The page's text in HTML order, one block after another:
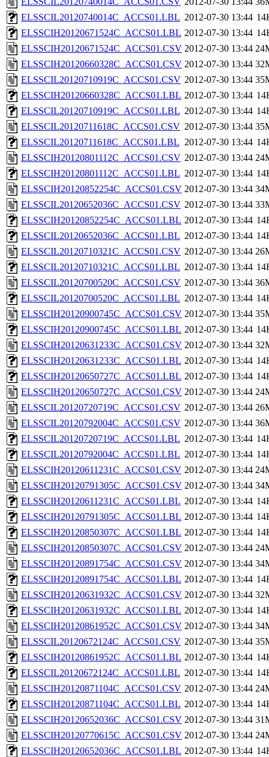
ELSSCIL20120740014C_ACCS01.LBL 2012-07-30 13:44
ELSSCIH20120671524C_ACCS01.LBL 2012-07-30 13:44
ELSSCIH20120671524C_ACCS01.CSV 2012-07-30 13:44
ELSSCIH20120660328C_ACCS01.CSV 2012-07-30 13:44
ELSSCIL20120710919C_ACCS01.CSV 2012-07-30 13:44
ELSSCIH20120660328C_ACCS01.LBL 2012-07-30 13:44
ELSSCIL20120710919C_ACCS01.LBL 2012-07-30 13:44
ELSSCIL20120711618C_ACCS01.CSV 2012-07-30 13:44
ELSSCIL20120711618C_ACCS01.LBL 2012-07-30 13:44
ELSSCIH20120801112C_ACCS01.CSV 2012-07-30 13:44
ELSSCIH20120801112C_ACCS01.LBL 2012-07-30 13:44
ELSSCIH20120852254C_ACCS01.CSV 2012-07-30 13:44
ELSSCIL20120652036C_ACCS01.CSV 2012-07-30 13:44
ELSSCIH20120852254C_ACCS01.LBL 2012-07-30 13:44
ELSSCIL20120652036C_ACCS01.LBL 2012-07-30 13:44
ELSSCIL20120710321C_ACCS01.CSV 2012-07-30 13:44
ELSSCIL20120710321C_ACCS01.LBL 2012-07-30 13:44
ELSSCIL20120700520C_ACCS01.CSV 2012-07-30 13:44
ELSSCIL20120700520C_ACCS01.LBL 2012-07-30 13:44
ELSSCIH20120900745C_ACCS01.CSV 2012-07-30 13:44
ELSSCIH20120900745C_ACCS01.LBL 2012-07-30 13:44
ELSSCIH20120631233C_ACCS01.CSV 2012-07-30 13:44
ELSSCIH20120631233C_ACCS01.LBL 2012-07-30 13:44
ELSSCIH20120650727C_ACCS01.LBL 2012-07-30 13:44
ELSSCIH20120650727C_ACCS01.CSV 2012-07-30 13:44
ELSSCIL20120720719C_ACCS01.CSV 2012-07-30 13:44
ELSSCIL20120792004C_ACCS01.CSV 2012-07-30 13:44
ELSSCIL20120720719C_ACCS01.LBL 2012-07-30 13:44
ELSSCIL20120792004C_ACCS01.LBL 2012-07-30 13:44
ELSSCIH20120611231C_ACCS01.CSV 2012-07-30 13:44
ELSSCIH20120791305C_ACCS01.CSV 2012-07-30 13:44
ELSSCIH20120611231C_ACCS01.LBL 2012-07-30 13:44
ELSSCIH20120791305C_ACCS01.LBL 2012-07-30 13:44
ELSSCIH20120850307C_ACCS01.LBL 2012-07-30 13:44
ELSSCIH20120850307C_ACCS01.CSV 2012-07-30 13:44
ELSSCIH20120891754C_ACCS01.CSV 2012-07-30 13:44
ELSSCIH20120891754C_ACCS01.LBL 2012-07-30 13:44
ELSSCIH20120631932C_ACCS01.CSV 2012-07-30 13:44
ELSSCIH20120631932C_ACCS01.LBL 2012-07-30 13:44
ELSSCIH20120861952C_ACCS01.CSV 2012-07-30 13:44
ELSSCIL20120672124C_ACCS01.CSV 2012-07-30 13:44
ELSSCIH20120861952C_ACCS01.LBL 2012-07-30 13:44
ELSSCIL20120672124C_ACCS01.LBL 2012-07-30 13:44
ELSSCIH20120871104C_ACCS01.CSV 2012-07-30 13:44
ELSSCIH20120871104C_ACCS01.LBL 2012-07-30 13:44
ELSSCIH20120652036C_ACCS01.CSV 2012-07-30 13:44
ELSSCIH20120770615C_ACCS01.CSV 2012-07-30 13:44
ELSSCIH20120652036C_ACCS01.LBL 2012-07-30 13:44